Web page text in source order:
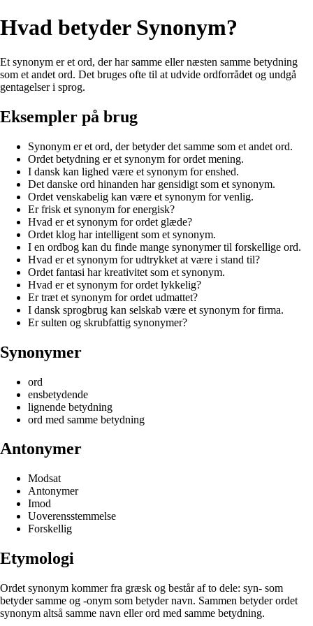
Hvad betyder Synonym?
Et synonym er et ord, der har samme eller næsten samme betydning
som et andet ord. Det bruges ofte til at udvide ordforrådet og undgå
gentagelser i sprog.
Eksempler på brug
Synonym er et ord, der betyder det samme som et andet ord.
Ordet betydning er et synonym for ordet mening.
I dansk kan lighed være et synonym for enshed.
Det danske ord hinanden har gensidigt som et synonym.
Ordet venskabelig kan være et synonym for venlig.
Er frisk et synonym for energisk?
Hvad er et synonym for ordet glæde?
Ordet klog har intelligent som et synonym.
I en ordbog kan du finde mange synonymer til forskellige ord.
Hvad er et synonym for udtrykket at være i stand til?
Ordet fantasi har kreativitet som et synonym.
Hvad er et synonym for ordet lykkelig?
Er træt et synonym for ordet udmattet?
I dansk sprogbrug kan selskab være et synonym for firma.
Er sulten og skrubfattig synonymer?
Synonymer
ord
ensbetydende
lignende betydning
ord med samme betydning
Antonymer
Modsat
Antonymer
Imod
Uoverensstemmelse
Forskellig
Etymologi
Ordet synonym kommer fra græsk og består af to dele: syn- som
betyder samme og -onym som betyder navn. Sammen betyder ordet
synonym altså samme navn eller ord med samme betydning.